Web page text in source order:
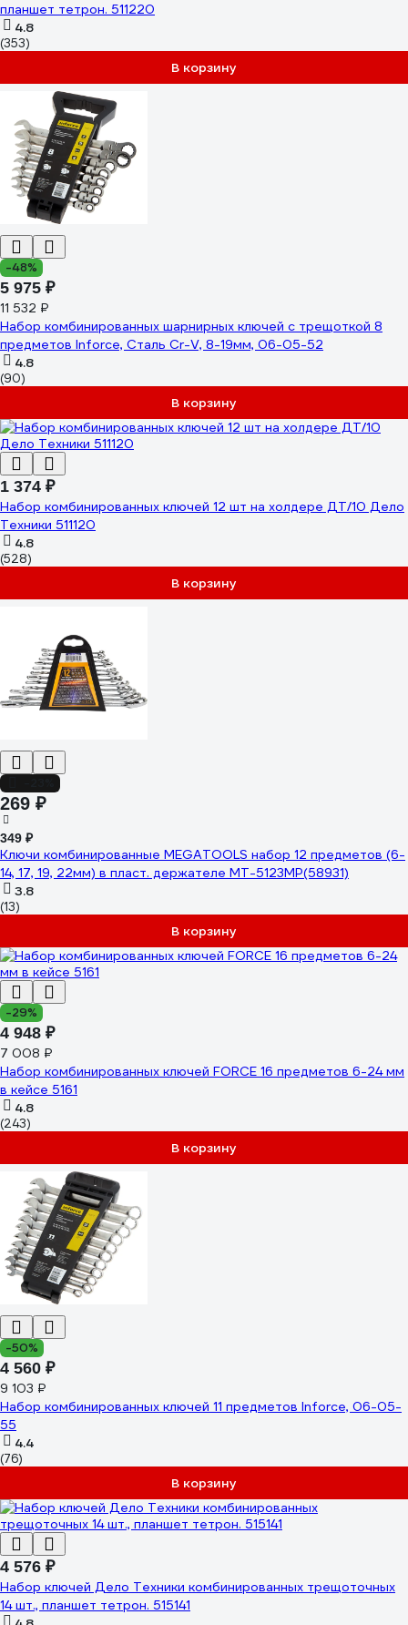
планшет тетрон. 511220
4.8
(353)
В корзину
-48%
5 975 ₽
11 532 ₽
Набор комбинированных шарнирных ключей с трещоткой 8
предметов Inforce, Сталь Cr-V, 8-19мм, 06-05-52
4.8
(90)
В корзину
1 374 ₽
Набор комбинированных ключей 12 шт на холдере ДТ/10 Дело
Техники 511120
4.8
(528)
В корзину
269 ₽
349 ₽
Ключи комбинированные MEGATOOLS набор 12 предметов (6-
14, 17, 19, 22мм) в пласт. держателе MT-5123MP(58931)
3.8
(13)
В корзину
-29%
4 948 ₽
7 008 ₽
Набор комбинированных ключей FORCE 16 предметов 6-24 мм
в кейсе 5161
4.8
(243)
В корзину
-50%
4 560 ₽
9 103 ₽
Набор комбинированных ключей 11 предметов Inforce, 06-05-
55
4.4
(76)
В корзину
4 576 ₽
Набор ключей Дело Техники комбинированных трещоточных
14 шт., планшет тетрон. 515141